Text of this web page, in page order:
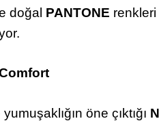
doğal PANTONE
öne çıktığı